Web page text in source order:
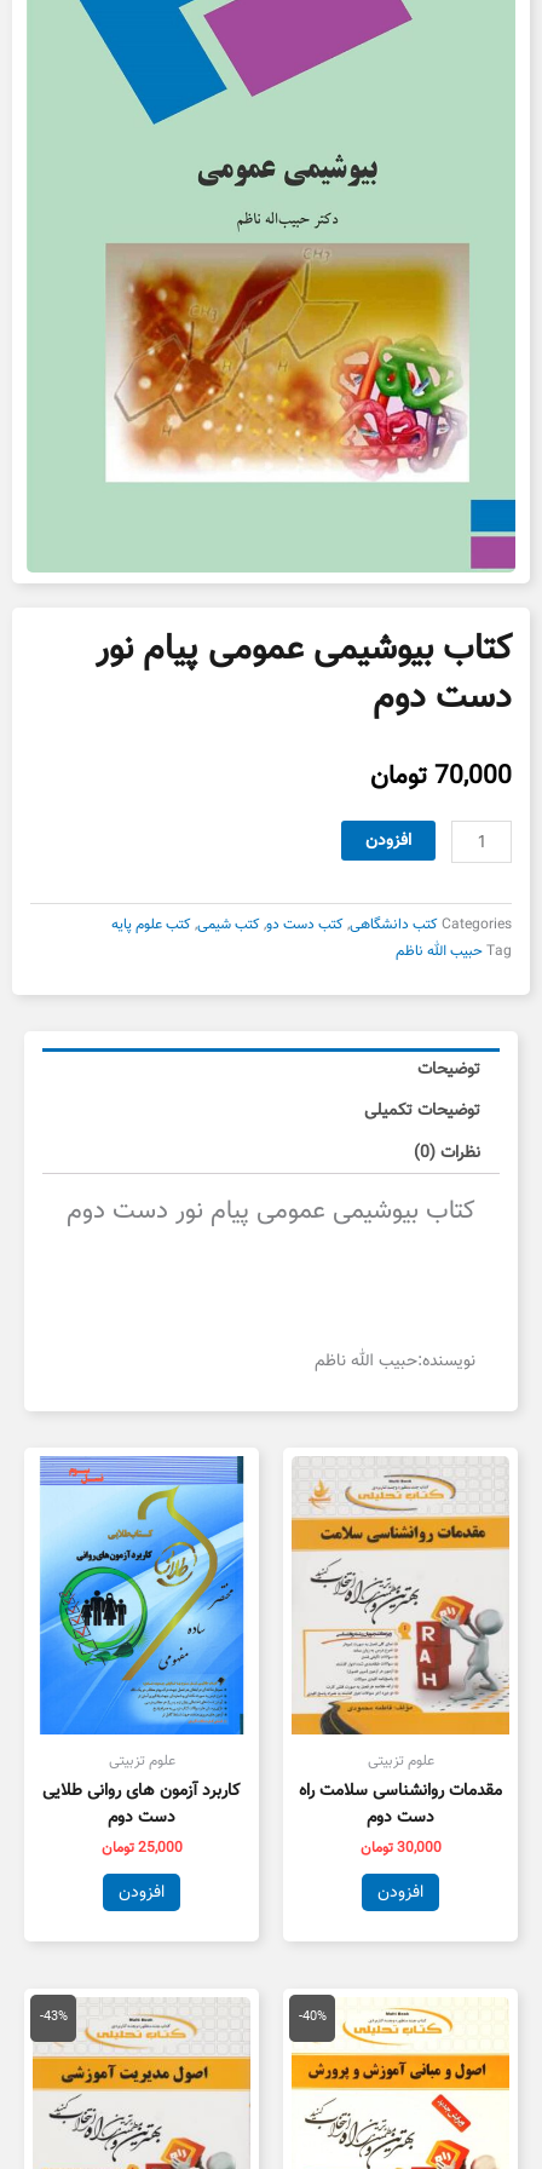
کتاب بیوشیمی عمومی پیام نور
دست دوم
70,000تومان
کتاب
بیوشیمی
پیام
دست
دوم
افزودن
Categoriesکتب دانشگاهی,کتب دست دو,کتب شیمی,کتب علوم پایه
Tagحبیب الله ناظم
توضیحات
توضیحات تکمیلی
نظرات (0)
کتاب بیوشیمی عمومی پیام نور دست دوم
نویسنده:حبیب الله ناظم
علوم تزبیتی
مقدمات روانشناسی سلامت راه
دست دوم
30,000تومان
افزودن
علوم تزبیتی
کاربرد آزمون های روانی طلایی
دست دوم
25,000تومان
افزودن
-40%
قیمت
اصلی
134,000 تومان
بود.
قیمت
فعلی
80,000 تومان
است.
-43%
قیمت
اصلی
150,000 تومان
بود.
قیمت
فعلی
است.